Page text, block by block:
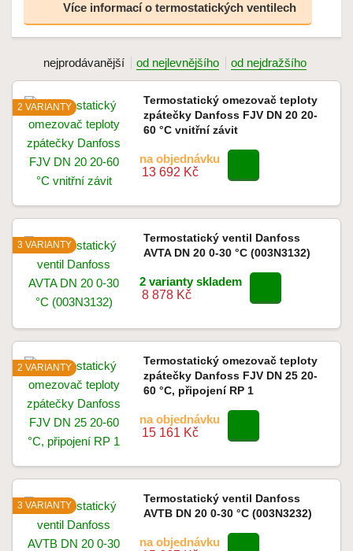
Více informací o termostatických ventilech
nejprodávanější od nejlevnějšího od nejdražšího
Termostatický omezovač teploty
zpátečky Danfoss FJV DN 20 20-
60 °C vnitřní závit
na objednávku
13 692 Kč
2 VARIANTY
Termostatický ventil Danfoss
AVTA DN 20 0-30 °C (003N3132)
2 varianty skladem
8 878 Kč
3 VARIANTY
Termostatický omezovač teploty
zpátečky Danfoss FJV DN 25 20-
60 °C, připojení RP 1
na objednávku
15 161 Kč
2 VARIANTY
Termostatický ventil Danfoss
AVTB DN 20 0-30 °C (003N3232)
na objednávku
3 VARIANTY